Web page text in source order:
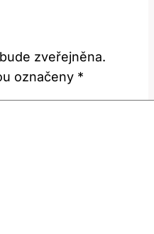
zveřejněna.
označeny *